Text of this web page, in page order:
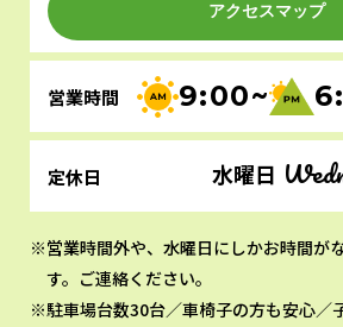
アクセスマップ
営業時間 9:00~
定休日 水曜日
営業時間外や、水曜日にしかお時間が
す。ご連絡ください。
駐車場台数30台／車椅子の方も安心／